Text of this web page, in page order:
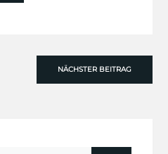
NÄCHSTER BEITRAG